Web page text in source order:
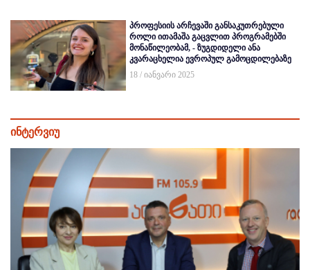
პროფესიის არჩევაში განსაკუთრებული
როლი ითამაშა გაცვლით პროგრამებში
მონაწილეობამ, - ზუგდიდელი ანა
კვარაცხელია ევროპულ გამოცდილებაზე
18 / იანვარი 2025
ინტერვიუ